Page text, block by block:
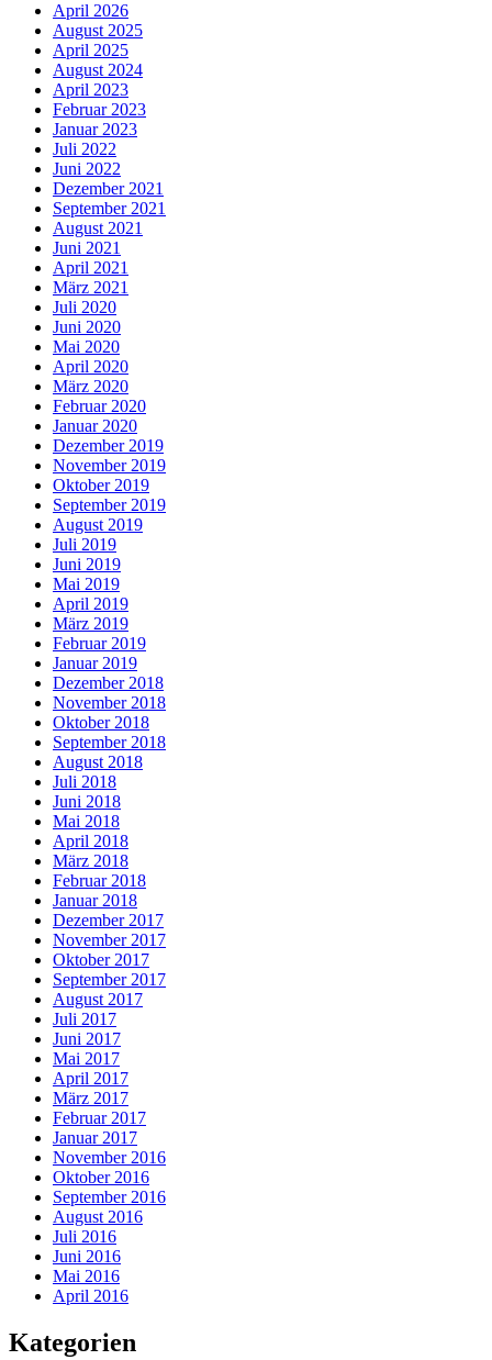
April 2026
August 2025
April 2025
August 2024
April 2023
Februar 2023
Januar 2023
Juli 2022
Juni 2022
Dezember 2021
September 2021
August 2021
Juni 2021
April 2021
März 2021
Juli 2020
Juni 2020
Mai 2020
April 2020
März 2020
Februar 2020
Januar 2020
Dezember 2019
November 2019
Oktober 2019
September 2019
August 2019
Juli 2019
Juni 2019
Mai 2019
April 2019
März 2019
Februar 2019
Januar 2019
Dezember 2018
November 2018
Oktober 2018
September 2018
August 2018
Juli 2018
Juni 2018
Mai 2018
April 2018
März 2018
Februar 2018
Januar 2018
Dezember 2017
November 2017
Oktober 2017
September 2017
August 2017
Juli 2017
Juni 2017
Mai 2017
April 2017
März 2017
Februar 2017
Januar 2017
November 2016
Oktober 2016
September 2016
August 2016
Juli 2016
Juni 2016
Mai 2016
April 2016
Kategorien